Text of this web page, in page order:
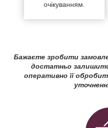
очікуванням.
Бажаєте зробити
достатньо
оперативно її